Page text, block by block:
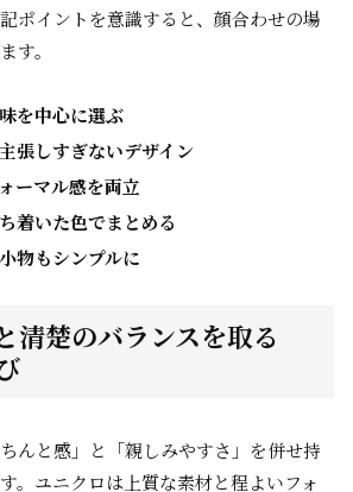
ポイントを意識すると、顔合わせの場
す。
を中心に選ぶ
張しすぎないデザイン
ーマル感を両立
着いた色でまとめる
物もシンプルに
清楚のバランスを取る
んと感」と「親しみやすさ」を併せ持
。ユニクロは上質な素材と程よいフォ